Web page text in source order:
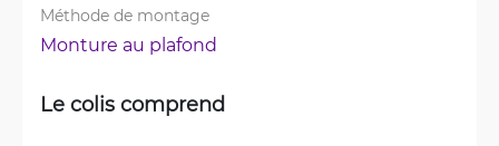
Méthode de montage
Monture au plafond
Le colis comprend